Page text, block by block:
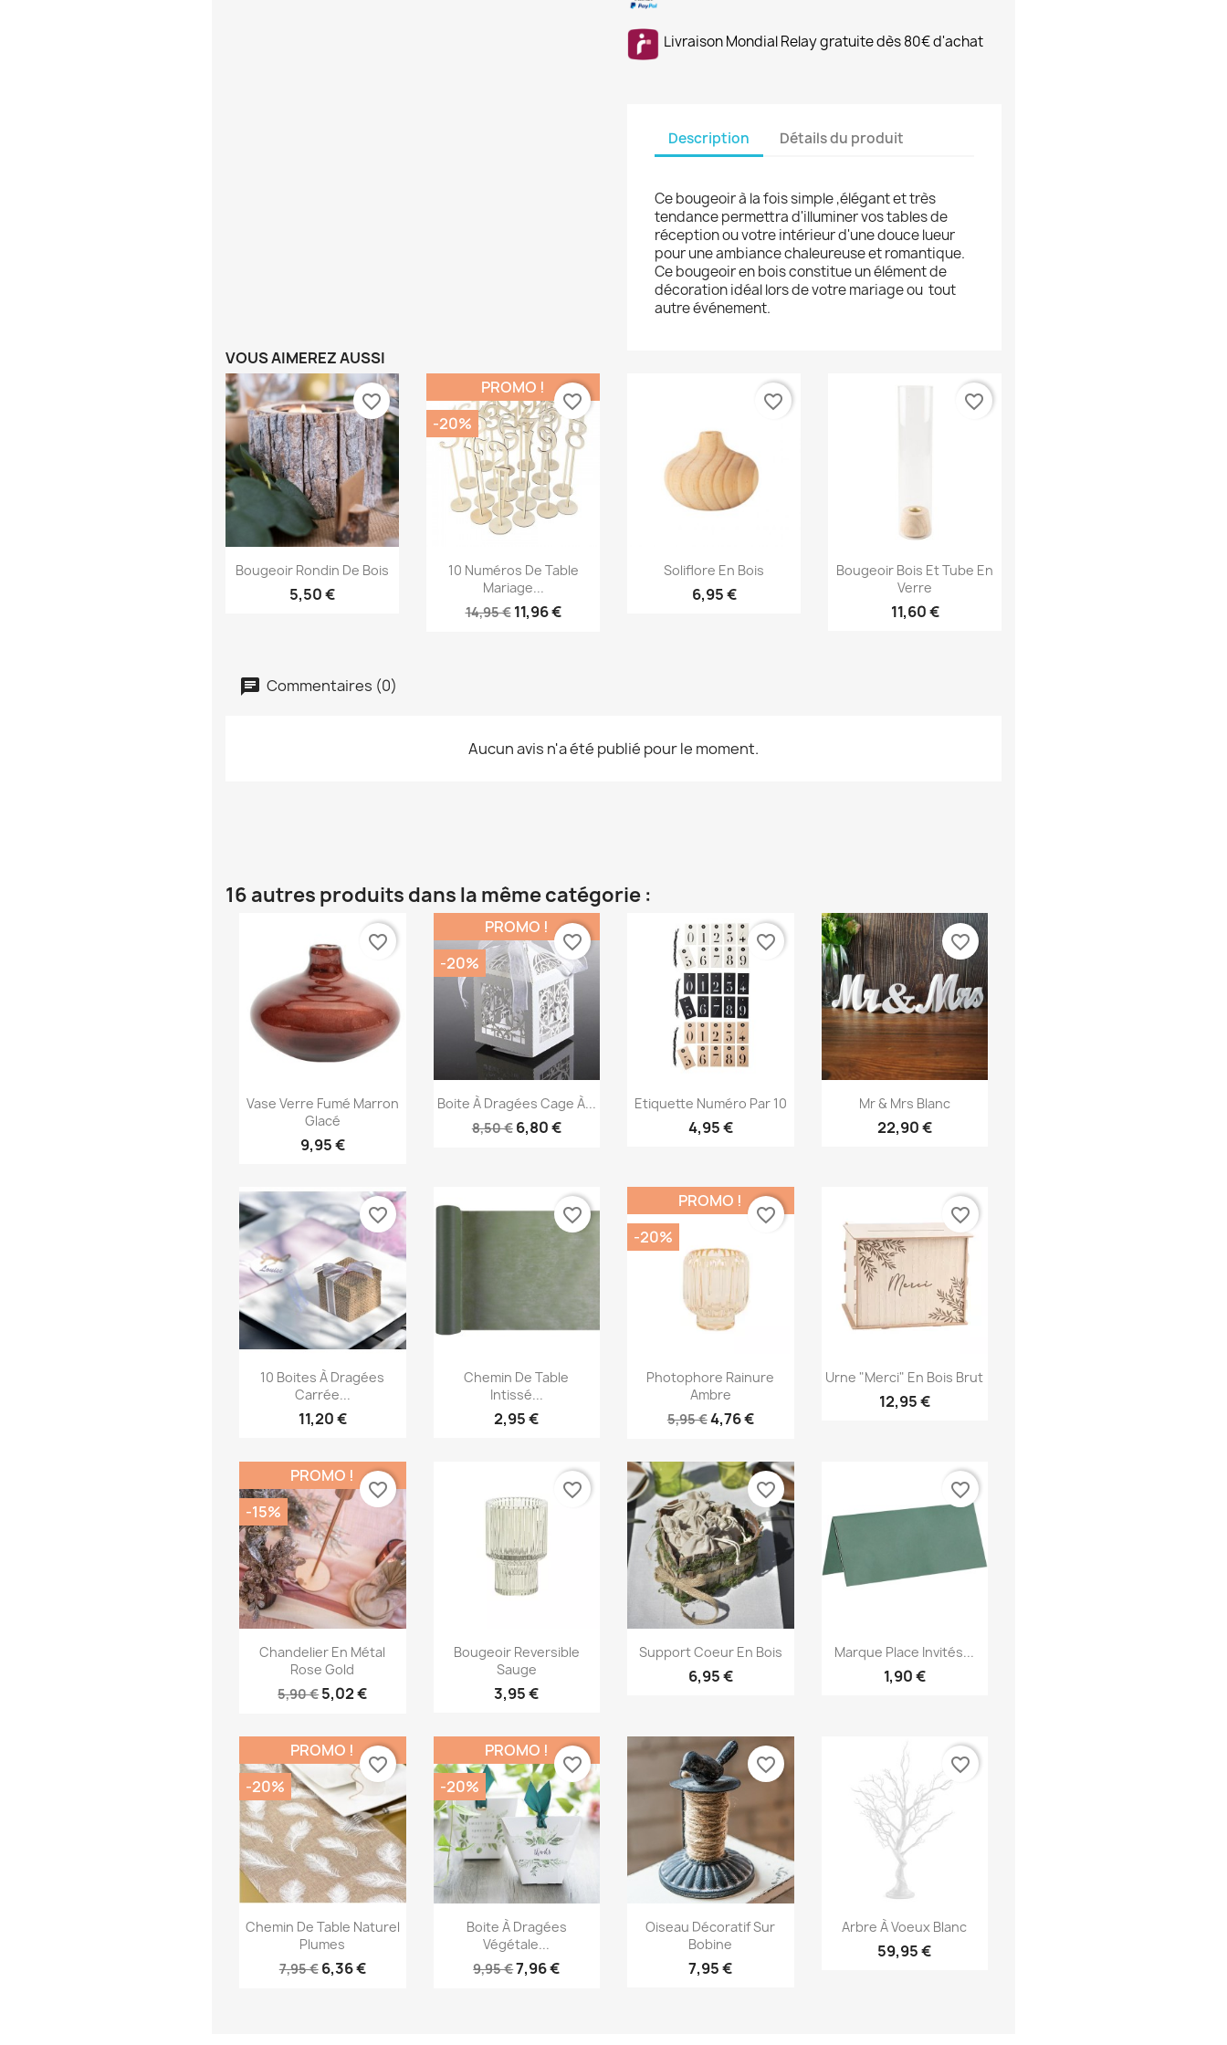
Livraison Mondial Relay gratuite dès 80€ d'achat
Description Détails du produit
Ce bougeoir à la fois simple ,élégant et très
tendance permettra d'illuminer vos tables de
réception ou votre intérieur d'une douce lueur
pour une ambiance chaleureuse et romantique.
Ce bougeoir en bois constitue un élément de
décoration idéal lors de votre mariage ou tout
autre événement.
VOUS AIMEREZ AUSSI
Aperçu rapide
Bougeoir Rondin De Bois
5,50 €
favorite_border
Aperçu rapide
10 Numéros De Table
Mariage...
14,95 € 11,96 €
PROMO !
-20%
favorite_border
Aperçu rapide
Soliflore En Bois
6,95 €
favorite_border
Aperçu rapide
Bougeoir Bois Et Tube En
Verre
11,60 €
favorite_border
Commentaires (0)
Aucun avis n'a été publié pour le moment.
16 autres produits dans la même catégorie :
Aperçu rapide
Vase Verre Fumé Marron
Glacé
9,95 €
favorite_border
Aperçu rapide
Boite À Dragées Cage À...
8,50 € 6,80 €
PROMO !
-20%
favorite_border
Aperçu rapide
Etiquette Numéro Par 10
4,95 €
favorite_border
Aperçu rapide
Mr & Mrs Blanc
22,90 €
favorite_border
Aperçu rapide
10 Boites À Dragées
Carrée...
11,20 €
favorite_border
Aperçu rapide
Chemin De Table
Intissé...
2,95 €
favorite_border
Aperçu rapide
Photophore Rainure
Ambre
5,95 €4,76 €
PROMO !
-20%
favorite_border
Aperçu rapide
Urne "Merci" En Bois Brut
12,95 €
favorite_border
Aperçu rapide
Chandelier En Métal
Rose Gold
5,90 €5,02 €
PROMO !
-15%
favorite_border
Aperçu rapide
Bougeoir Reversible
Sauge
3,95 €
favorite_border
Aperçu rapide
Support Coeur En Bois
6,95 €
favorite_border
Aperçu rapide
Marque Place Invités...
1,90 €
favorite_border
Aperçu rapide
Chemin De Table Naturel
Plumes
7,95 € 6,36 €
PROMO !
-20%
favorite_border
Aperçu rapide
Boite À Dragées
Végétale...
9,95 €7,96 €
PROMO !
-20%
favorite_border
Aperçu rapide
Oiseau Décoratif Sur
Bobine
7,95 €
favorite_border
Aperçu rapide
Arbre À Voeux Blanc
59,95 €
favorite_border